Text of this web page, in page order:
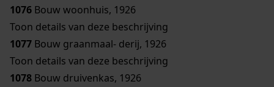
1076 Bouw woonhuis, 1926
Toon details van deze beschrijving
1077 Bouw graanmaal- derij, 1926
Toon details van deze beschrijving
1078 Bouw druivenkas, 1926